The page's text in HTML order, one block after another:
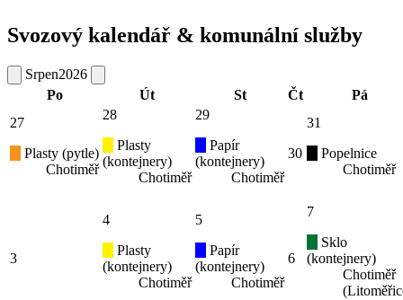
Svozový kalendář & komunální služby
Srpen2026
Po
Út St Čt
Pá
27
Plasty (pytle)
Chotiměř
28
Plasty
(kontejnery)
Chotiměř
29
Papír
(kontejnery)
Chotiměř
30
31
Popelnice
Chotiměř
3
4
Plasty
(kontejnery)
Chotiměř
5
Papír
(kontejnery)
Chotiměř
6
7
Sklo
(kontejnery)
Chotiměř